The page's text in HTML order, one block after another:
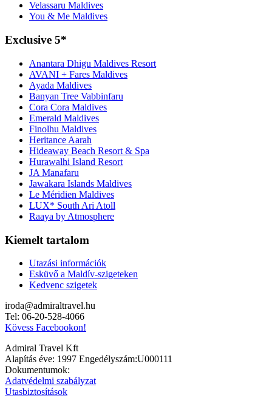
Velassaru Maldives
You & Me Maldives
Exclusive 5*
Anantara Dhigu Maldives Resort
AVANI + Fares Maldives
Ayada Maldives
Banyan Tree Vabbinfaru
Cora Cora Maldives
Emerald Maldives
Finolhu Maldives
Heritance Aarah
Hideaway Beach Resort & Spa
Hurawalhi Island Resort
JA Manafaru
Jawakara Islands Maldives
Le Méridien Maldives
LUX* South Ari Atoll
Raaya by Atmosphere
Kiemelt tartalom
Utazási információk
Esküvő a Maldív-szigeteken
Kedvenc szigetek
iroda@admiraltravel.hu
Tel: 06-20-528-4066
Kövess Facebookon!
Admiral Travel Kft
Alapítás éve: 1997 Engedélyszám:U000111
Dokumentumok:
Adatvédelmi szabályzat
Utasbiztosítások